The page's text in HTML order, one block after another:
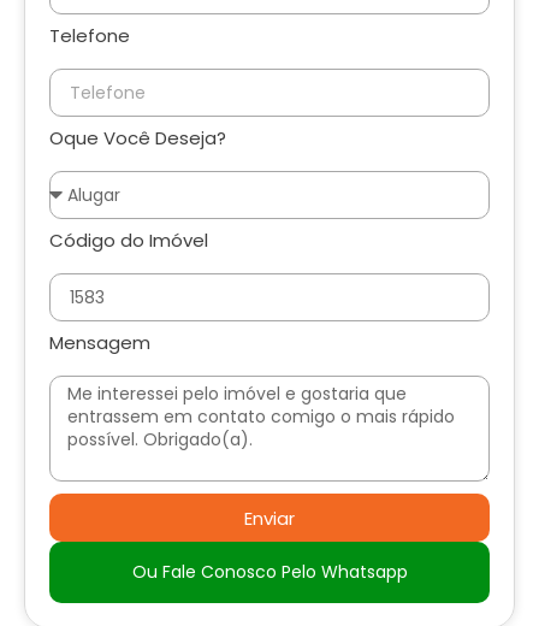
Telefone
Oque Você Deseja?
Código do Imóvel
Mensagem
Enviar
Ou Fale Conosco Pelo Whatsapp